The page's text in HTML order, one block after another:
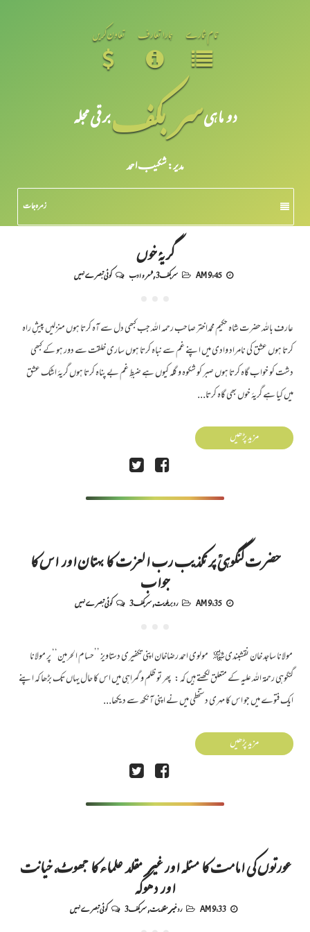
تمام شمارے ہمارا تعارف تعاون کریں
دو ماہیسر بکفبرقی مجلہ
مدیر: شکیبـ احمد
زمرہ جات
گریۂ خوں
9:45 AM سربکف3 ,شعر و ادب کوئی تبصرے نہیں
عارف باللہ حضرت شاہ حکیم محمداختر صاحب رحمہ اللہ جب کبھی دل سے آہ کرتا ہوں منزلیں پیشِ راہ
کرتا ہوں عشق کی نامراد وادی میں اپنے غم سے نباہ کرتا ہوں ساری خلقت سے دور ہو کے کبھی
دشت کو خواب گاہ کرتا ہوں صبر کو شکوہ و گلہ کیوں ہے ضبطِ غم بے پناہ کرتا ہوں گریۂ اشک عشق
میں کیا ہے گریۂ خوں بھی گاہ کرتا...
مزید پڑھیں
حضرت گنگوہیؒ پر تکذیب رب العزت کا بہتان اور اس کا
جواب
9:35 AM رد بریلویت,سربکف3 کوئی تبصرے نہیں
مولانا ساجد خان نقشبندی ﷾ مولوی احمد رضاخان اپنی تکفیری دستاویز ’’حسام الحرمین‘‘ پر مولانا
گنگوہی رحمۃ اللہ علیہ کے متعلق لکھتے ہیں کہ : پھر تو ظلم و گمراہی میں اس کا حال یہاں تک بڑھا کہ اپنے
ایک فتوے میں جو اس کا مہری دستخطی میں نے اپنی آنکھ سے دیکھا...
مزید پڑھیں
عورتوں کی امامت کا مسئلہ اور غیر مقلد علماء کا جھوٹ، خیانت
اور دھوکہ
9:33 AM رد غیر مقلدیت,سربکف3 کوئی تبصرے نہیں